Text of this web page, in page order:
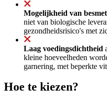
Mogelijkheid van
niet van biologische
gezondheidsrisico's met
Laag voedingsdichtheid
kleine hoeveelheden
garnering, met beperkte
Hoe te kiezen?